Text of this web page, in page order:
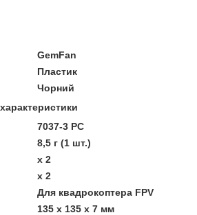
GemFan
Пластик
Чорний
7037-3 PC
8,5 г (1 шт.)
x 2
x 2
Для квадрокоптера FPV
135 x 135 x 7 мм